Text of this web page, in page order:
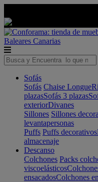
Baleares Canarias
Sofás
Sofás Chaise Longue
plazasSofás 3 plazas
exteriorDivanes
Sillones Sillones
levantapersonas
Puffs Puffs decorativos
almacenaje
Descanso
Colchones Packs
viscoelásticos
ensacadosColchones